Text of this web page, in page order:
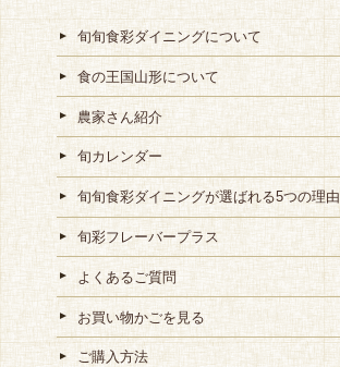
旬旬食彩ダイニングについて
食の王国山形について
農家さん紹介
旬カレンダー
旬旬食彩ダイニングが選ばれる5つの理由
旬彩フレーバープラス
よくあるご質問
お買い物かごを見る
ご購入方法